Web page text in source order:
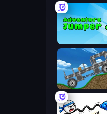
Adventure Jumper
Move It!